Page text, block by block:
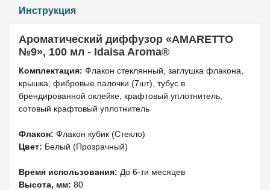
Инструкция
Ароматический диффузор «AMARETTO
№9», 100 мл - Idaisa Aroma®
Комплектация: Флакон стеклянный, заглушка флакона,
крышка, фибровые палочки (7шт), тубус в
брендированной оклейке, крафтовый уплотнитель,
сотовый крафтовый уплотнитель
Флакон: Флакон кубик (Стекло)
Цвет: Белый (Прозрачный)
Время использования: До 6-ти месяцев
Высота, мм: 80